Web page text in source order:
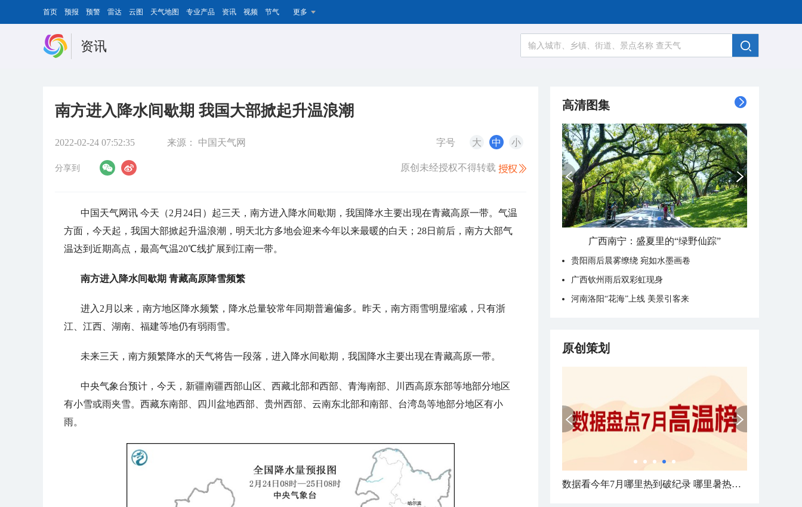
首页 预报 预警 雷达 云图 天气地图 专业产品 资讯 视频 节气 更多
资讯
南方进入降水间歇期 我国大部掀起升温浪潮
2022-02-24 07:52:35 来源： 中国天气网 字号 大 中 小
分享到 原创未经授权不得转载
中国天气网讯 今天（2月24日）起三天，南方进入降水间歇期，我国降水主要出现在青藏高原一带。气温
方面，今天起，我国大部掀起升温浪潮，明天北方多地会迎来今年以来最暖的白天；28日前后，南方大部气
温达到近期高点，最高气温20℃线扩展到江南一带。
南方进入降水间歇期 青藏高原降雪频繁
进入2月以来，南方地区降水频繁，降水总量较常年同期普遍偏多。昨天，南方雨雪明显缩减，只有浙
江、江西、湖南、福建等地仍有弱雨雪。
未来三天，南方频繁降水的天气将告一段落，进入降水间歇期，我国降水主要出现在青藏高原一带。
中央气象台预计，今天， 新疆南疆西部山区、西藏北部和西部、青海南部、川西高原东部等地部分地区
有小雪或雨夹雪。西藏东南部、四川盆地西部、贵州西部、云南东北部和南部、台湾岛等地部分地区有小
雨。
高清图集
广西南宁：盛夏里的“绿野仙踪”
贵阳雨后晨雾缭绕 宛如水墨画卷
广西钦州雨后双彩虹现身
河南洛阳“花海”上线 美景引客来
原创策划
数据看今年7月哪里热到破纪录 哪里暑热连轴转